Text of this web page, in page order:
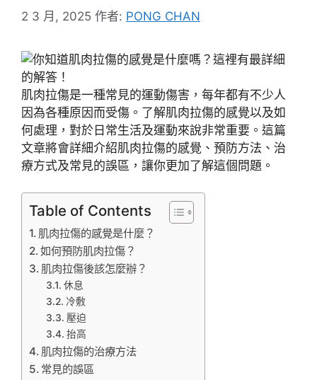
2 3 月, 2025 作者: PONG CHAN
肌肉拉傷是一種常見的運動傷害，每年都有不少人
因為各種原因而受傷。了解肌肉拉傷的感覺以及如
何處理，對於日常生活及運動來說非常重要。這篇
文章將會詳細介紹肌肉拉傷的感覺、預防方法、治
療方式及常見的誤區，讓你更加了解這個問題。
Table of Contents
肌肉拉傷的感覺是什麼？
如何預防肌肉拉傷？
肌肉拉傷後該怎麼辦？
休息
冷敷
壓迫
抬高
肌肉拉傷的治療方法
常見的誤區